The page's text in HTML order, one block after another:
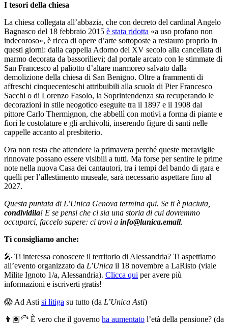
I tesori della chiesa
La chiesa collegata all’abbazia, che con decreto del cardinal Angelo
Bagnasco del 18 febbraio 2015 è stata ridotta «a uso profano non
indecoroso», è ricca di opere d’arte sottoposte a restauro proprio in
questi giorni: dalla cappella Adorno del XV secolo alla cancellata di
marmo decorata da bassorilievi; dal portale arcato con le stimmate di
San Francesco al paliotto d’altare marmoreo salvato dalla
demolizione della chiesa di San Benigno. Oltre a frammenti di
affreschi cinquecenteschi attribuibili alla scuola di Pier Francesco
Sacchi o di Lorenzo Fasolo, la Soprintendenza sta recuperando le
decorazioni in stile neogotico eseguite tra il 1897 e il 1908 dal
pittore Carlo Thermignon, che abbellì con motivi a forma di piante e
fiori le costolature e gli archivolti, inserendo figure di santi nelle
cappelle accanto al presbiterio.
Ora non resta che attendere la primavera perché queste meraviglie
rinnovate possano essere visibili a tutti. Ma forse per sentire le prime
note nella nuova Casa dei cantautori, tra i tempi del bando di gara e
quelli per l’allestimento museale, sarà necessario aspettare fino al
2027.
Questa puntata di L’Unica Genova termina qui. Se ti è piaciuta,
condividila! E se pensi che ci sia una storia di cui dovremmo
occuparci, faccelo sapere: ci trovi a info@lunica.email.
Ti consigliamo anche:
🎤 Ti interessa conoscere il territorio di Alessandria? Ti aspettiamo
all’evento organizzato da L’Unica il 18 novembre a LaRisto (viale
Milite Ignoto 1/a, Alessandria). Clicca qui per avere più
informazioni e iscriverti gratis!
😱 Ad Asti si litiga su tutto (da L’Unica Asti)
👨🏽‍🦳 È vero che il governo ha aumentato l’età della pensione? (da